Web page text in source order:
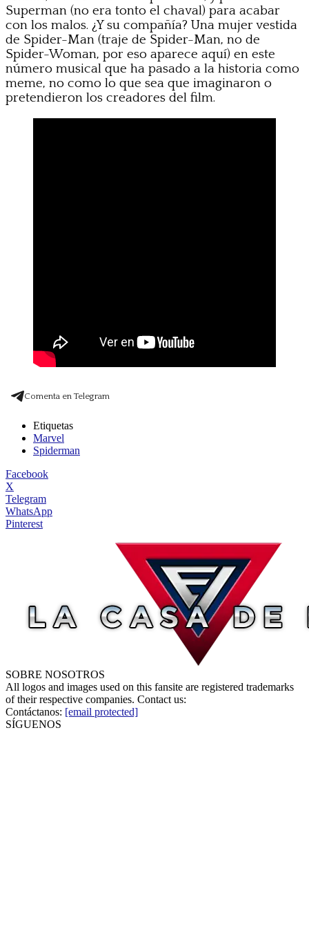
Superman (no era tonto el chaval) para acabar
con los malos. ¿Y su compañía? Una mujer vestida
de Spider-Man (traje de Spider-Man, no de
Spider-Woman, por eso aparece aquí) en este
número musical que ha pasado a la historia como
meme, no como lo que sea que imaginaron o
pretendieron los creadores del film.
Comenta en Telegram
Etiquetas
Marvel
Spiderman
Facebook
X
Telegram
WhatsApp
Pinterest
SOBRE NOSOTROS
All logos and images used on this fansite are registered trademarks
of their respective companies. Contact us:
Contáctanos: [email protected]
SÍGUENOS